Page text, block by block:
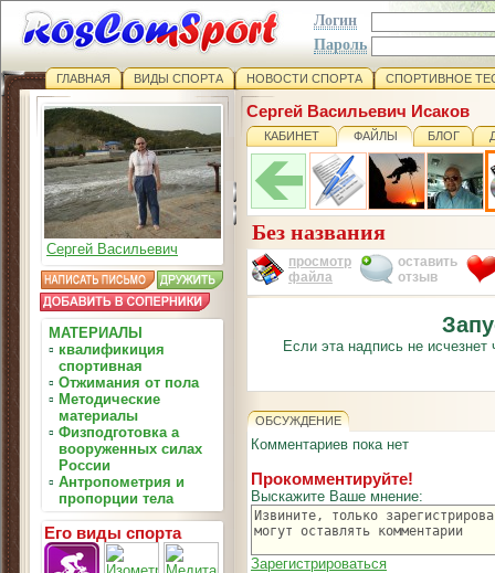
Логин
Пароль
ГЛАВНАЯ ВИДЫ СПОРТА НОВОСТИ СПОРТА СПОРТИВНОЕ
Сергей Васильевич
МАТЕРИАЛЫ
▫ квалификиция
спортивная
▫ Отжимания от пола
▫ Методические
материалы
▫ Физподготовка а
вооруженных силах
России
▫ Антропометрия и
пропорции тела
Его виды спорта
Сергей Васильевич Исаков
КАБИНЕТ ФАЙЛЫ БЛОГ
Без названия
просмотр
файла
оставить
отзыв
Если эта надпись не
ОБСУЖДЕНИЕ
Комментариев пока нет
Прокомментируйте!
Выскажите Ваше мнение:
Зарегистрироваться